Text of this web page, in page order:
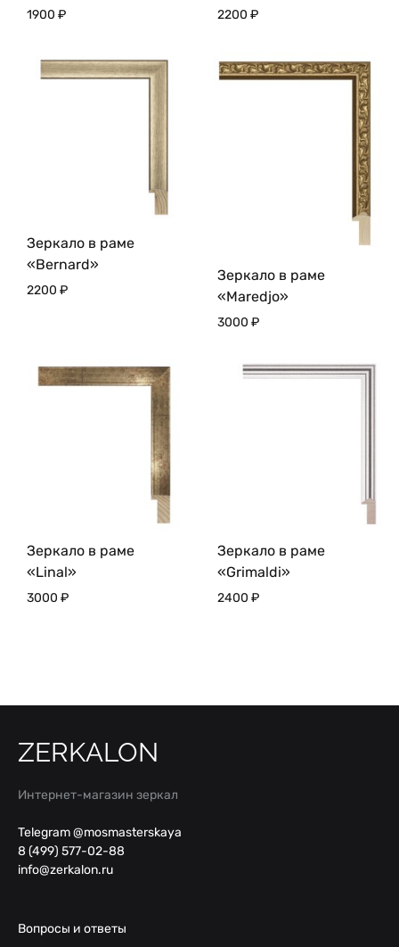
1900 ₽ 2200 ₽
Зеркало в раме
«Bernard»
2200 ₽
Зеркало в раме
«Maredjo»
3000 ₽
Зеркало в раме
«Linal»
3000 ₽
Зеркало в раме
«Grimaldi»
2400 ₽
ZERKALON
Интернет-магазин зеркал
Telegram @mosmasterskaya
8 (499) 577-02-88
info@zerkalon.ru
Вопросы и ответы